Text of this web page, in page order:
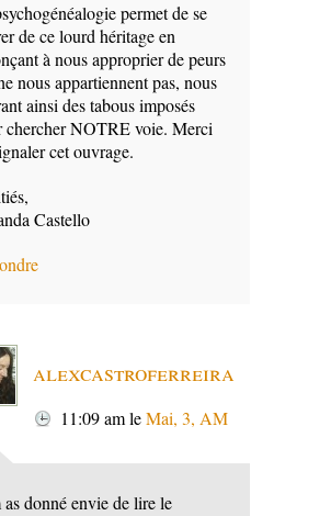
permet de se
de ce lourd héritage en
à nous approprier de peurs
nous appartiennent pas, nous
ainsi des tabous imposés
chercher NOTRE voie. Merci
cet ouvrage.
Castello
alexcastroferreira
11:09 amleMai, 3, AM
as donné envie de lire le